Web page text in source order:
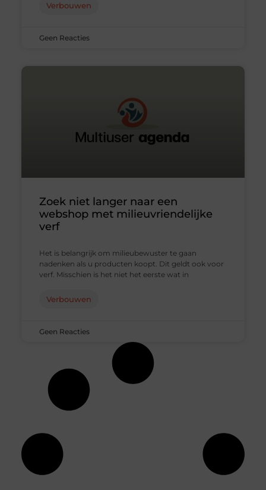
Verbouwen
Geen Reacties
Zoek niet langer naar een
webshop met milieuvriendelijke
verf
Het is belangrijk om milieubewuster te gaan
nadenken als u producten koopt. Dit geldt ook voor
verf. Misschien is het niet het eerste wat in
Verbouwen
Geen Reacties